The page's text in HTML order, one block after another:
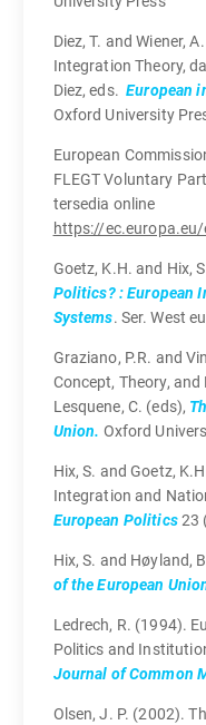
Diez, T. and Wiener,
Integration Theory,
Diez, eds.European
Oxford University
European
FLEGT Voluntary
tersedia online
https://
Goetz, K.H. and Hix,
Politics? : European
Systems. Ser. West
Graziano, P.R. and
Concept, Theory,
Lesquene, C. (eds),
Union. Oxford
Hix, S. and Goetz,
Integration and
European Politics23
Hix, S. and Høyland,
of the European
Ledrech, R. (1994).
Politics and
Journal of Common
Olsen, J. P. (2002).